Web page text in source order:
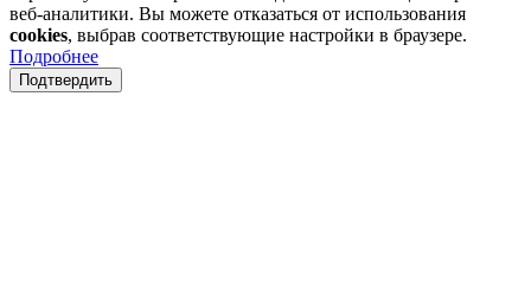
веб-аналитики. Вы можете отказаться от использования
cookies, выбрав соответствующие настройки в браузере.
Подробнее
Подтвердить